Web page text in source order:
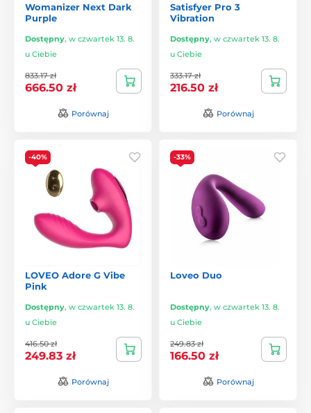
Womanizer Next Dark
Purple
Dostępny, w czwartek 13. 8.
u Ciebie
833.17 zł
666.50 zł
Porównaj
Satisfyer Pro 3
Vibration
Dostępny, w czwartek 13. 8.
u Ciebie
333.17 zł
216.50 zł
Porównaj
-40%
LOVEO Adore G Vibe
Pink
Dostępny, w czwartek 13. 8.
u Ciebie
416.50 zł
249.83 zł
Porównaj
-33%
Loveo Duo
Dostępny, w czwartek 13. 8.
u Ciebie
249.83 zł
166.50 zł
Porównaj